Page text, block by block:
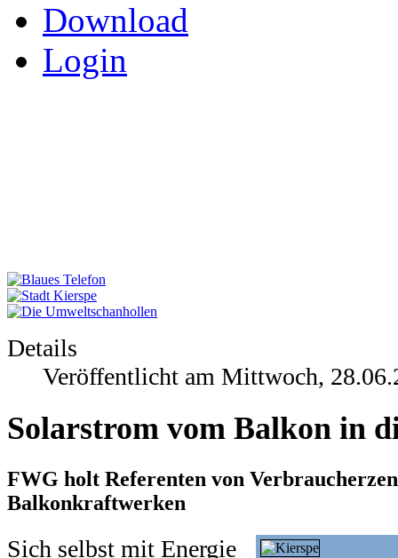
Download
Login
Details
Veröffentlicht am Mittwoch,
Solarstrom vom Balkon in
FWG holt Referenten von
Balkonkraftwerken
Sich selbst mit Energie